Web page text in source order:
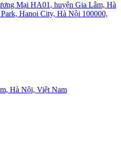
Mại HA01, huyện Gia Lâm, Hà
Hanoi City, Hà Nội 100000,
Hà Nội, Việt Nam